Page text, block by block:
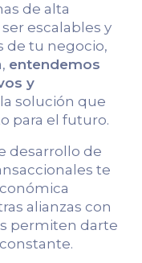
de alta
escalables y
de tu negocio,
entendemos
y
solución que
para el futuro.
desarrollo de
te
alianzas con
permiten darte